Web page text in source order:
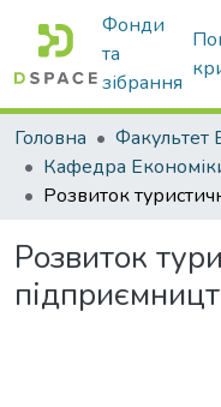
Фонди
та
зібрання
Головна
Розвиток